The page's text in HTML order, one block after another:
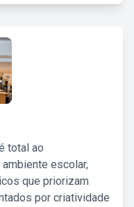
total ao
escolar,
que priorizam
por criatividade